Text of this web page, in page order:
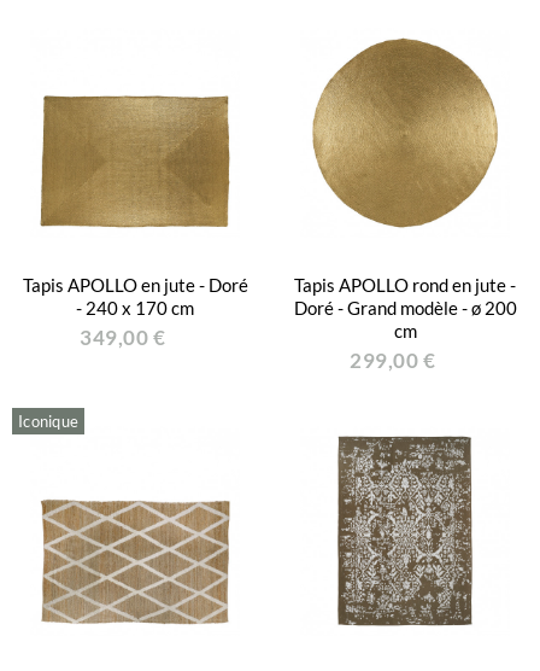
Tapis APOLLO en jute - Doré
- 240 x 170 cm
349,00 €
Tapis APOLLO rond en jute -
Doré - Grand modèle - ø 200
cm
299,00 €
Iconique